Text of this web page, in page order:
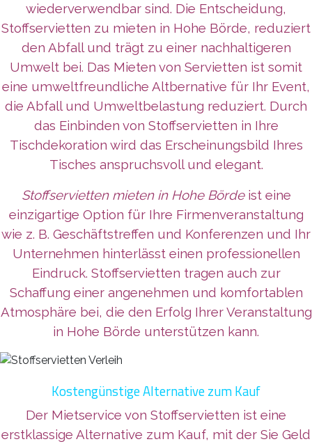
wiederverwendbar sind. Die Entscheidung,
Stoffservietten zu mieten in Hohe Börde, reduziert
den Abfall und trägt zu einer nachhaltigeren
Umwelt bei. Das Mieten von Servietten ist somit
eine umweltfreundliche Altbernative für Ihr Event,
die Abfall und Umweltbelastung reduziert. Durch
das Einbinden von Stoffservietten in Ihre
Tischdekoration wird das Erscheinungsbild Ihres
Tisches anspruchsvoll und elegant.
Stoffservietten mieten in Hohe Bördeist eine
einzigartige Option für Ihre Firmenveranstaltung
wie z. B. Geschäftstreffen und Konferenzen und Ihr
Unternehmen hinterlässt einen professionellen
Eindruck. Stoffservietten tragen auch zur
Schaffung einer angenehmen und komfortablen
Atmosphäre bei, die den Erfolg Ihrer Veranstaltung
in Hohe Börde unterstützen kann.
Kostengünstige Alternative zum Kauf
Der Mietservice von Stoffservietten ist eine
erstklassige Alternative zum Kauf, mit der Sie Geld